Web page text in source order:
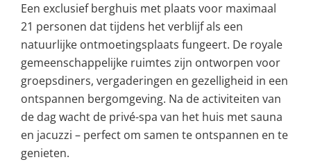
Een exclusief berghuis met plaats voor maximaal
21 personen dat tijdens het verblijf als een
natuurlijke ontmoetingsplaats fungeert. De royale
gemeenschappelijke ruimtes zijn ontworpen voor
groepsdiners, vergaderingen en gezelligheid in een
ontspannen bergomgeving. Na de activiteiten van
de dag wacht de privé-spa van het huis met sauna
en jacuzzi – perfect om samen te ontspannen en te
genieten.